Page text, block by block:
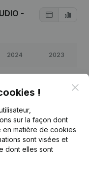
-
2024 2023
547 €192 269
0,7
!
sur la façon dont
en matière de cookies
sont visées et
dont elles sont